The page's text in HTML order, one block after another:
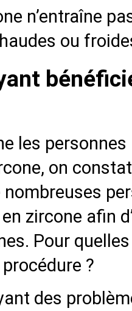
n’entraîne
ou
les
on
zircone afin
Pour
?
des